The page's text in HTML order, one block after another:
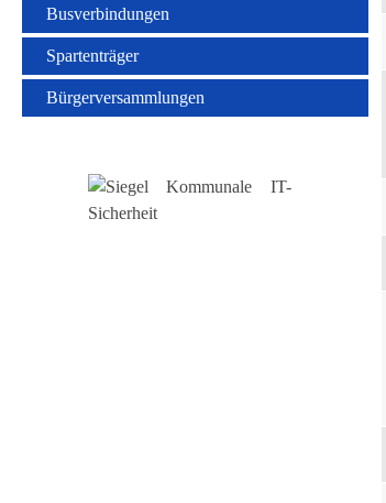
Busverbindungen
Spartenträger
Bürgerversammlungen